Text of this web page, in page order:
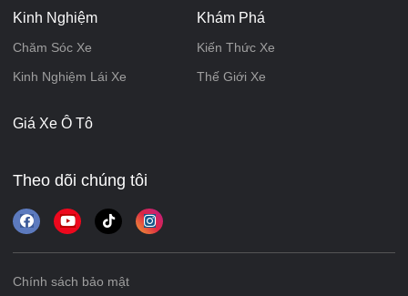
Kinh Nghiệm
Chăm Sóc Xe
Kinh Nghiệm Lái Xe
Khám Phá
Kiến Thức Xe
Thế Giới Xe
Giá Xe Ô Tô
Theo dõi chúng tôi
Chính sách bảo mật